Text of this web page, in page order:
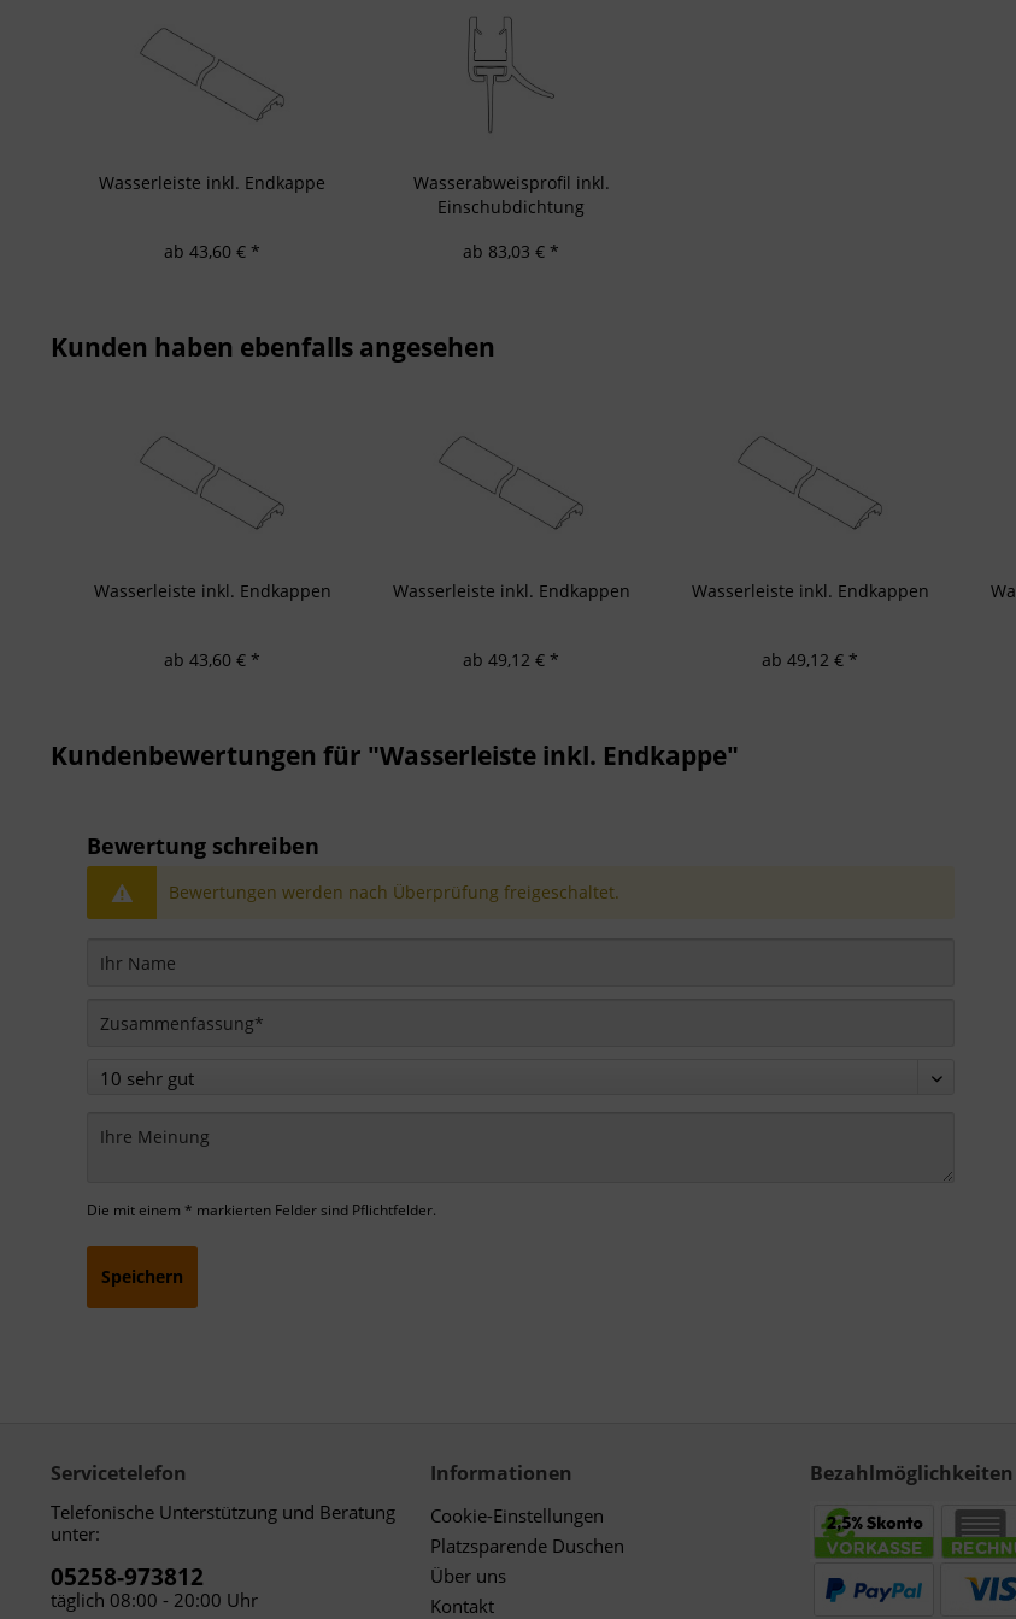
Wasserleiste inkl. Endkappe
ab 43,60 € *
Wasserabweisprofil inkl.
Einschubdichtung
ab 83,03 € *
Kunden haben ebenfalls angesehen
Wasserleiste inkl. Endkappen
ab 43,60 € *
Wasserleiste inkl. Endkappen
ab 49,12 € *
Wasserleiste inkl. Endkappen
ab 49,12 € *
Kundenbewertungen für "Wasserleiste inkl. Endkappe"
Bewertung schreiben
Bewertungen werden nach Überprüfung freigeschaltet.
Die mit einem * markierten Felder sind Pflichtfelder.
Speichern
Servicetelefon
Telefonische Unterstützung und Beratung
unter:
05258-973812
täglich 08:00 - 20:00 Uhr
Informationen
Cookie-Einstellungen
Platzsparende Duschen
Über uns
Kontakt
Bezahlmöglichkeiten
Analyse von Zielgruppen durch Statistiken oder Kombinationen von Daten aus
Entwicklung und Verbesserung der Angebote
Verwendung reduzierter Daten zur Auswahl von Inhalten
Besondere Features:
Verwendung genauer Standortdaten